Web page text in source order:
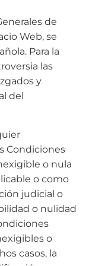
de
Web, se
Para la
las
y
del
Condiciones
o nula
o como
judicial o
o nulidad
o
casos, la